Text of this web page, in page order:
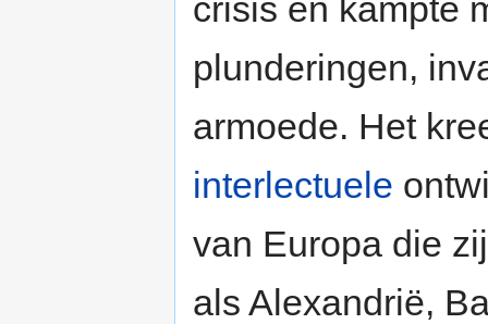
crisis en kampte
plunderingen,
armoede. Het
interlectuele
van Europa die
als Alexandrië,